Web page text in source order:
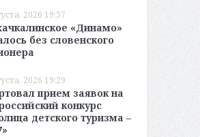
2026 19:37
«Динамо»
без словенского
2026 19:29
прием заявок на
конкурс
детского туризма –